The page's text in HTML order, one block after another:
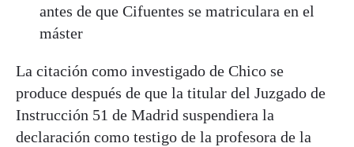
antes de que Cifuentes se matriculara en el
máster
La citación como investigado de Chico se
produce después de que la titular del Juzgado de
Instrucción 51 de Madrid suspendiera la
declaración como testigo de la profesora de la